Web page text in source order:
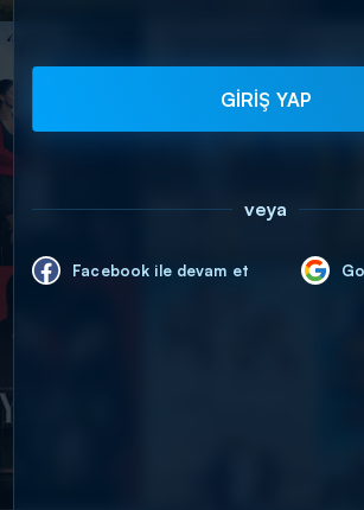
GİRİŞ YAP
veya
Facebook ile devam et